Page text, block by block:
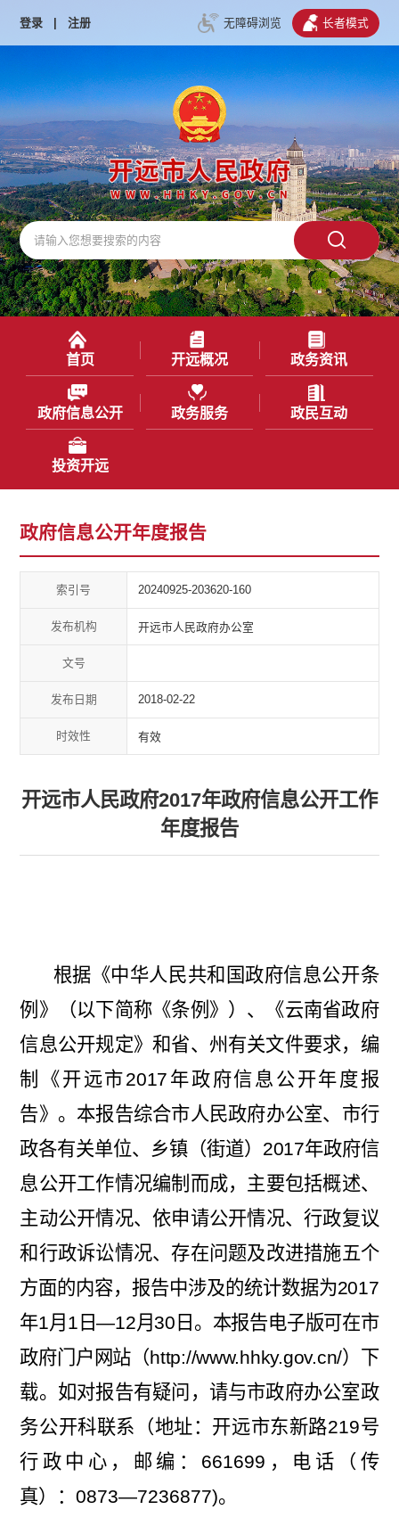
登录 | 注册 无障碍浏览 长者模式
首页 开远概况 政务资讯
政府信息公开 政务服务 政民互动
投资开远
政府信息公开年度报告
索引号 20240925-203620-160
发布机构 开远市人民政府办公室
文号
发布日期 2018-02-22
时效性 有效
开远市人民政府2017年政府信息公开工作
年度报告
根据《中华人民共和国政府信息公开条
例》（以下简称《条例》）、《云南省政府
信息公开规定》和省、州有关文件要求，编
制《开远市2017 年政府信息公开年度报
告》。本报告综合市人民政府办公室、市行
政各有关单位、乡镇（街道） 2017年政府信
息公开工作情况编制而成，主要包括概述、
主动公开情况、依申请公开情况、行政复议
和行政诉讼情况、存在问题及改进措施五个
方面的内容，报告中涉及的统计数据为2017
年1月 1 日—12月30 日。本报告电子版可在市
政府门户网站（http://www.hhky.gov.cn/）下
载。如对报告有疑问，请与市政府办公室政
务公开科联系（地址：开远市东新路219号
行政中心，邮编： 661699 ，电话（传
真）：0873—7236877)。